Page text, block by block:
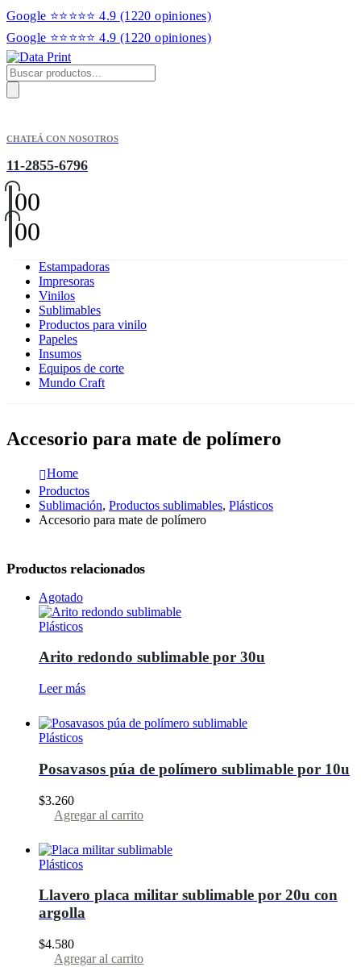
Google ⭐⭐⭐⭐⭐ 4.9 (1220 opiniones)
Google ⭐⭐⭐⭐⭐ 4.9 (1220 opiniones)
Products
search
CHATEÁ CON NOSOTROS
11-2855-6796
00
00
Estampadoras
Impresoras
Vinilos
Sublimables
Productos para vinilo
Papeles
Insumos
Equipos de corte
Mundo Craft
Accesorio para mate de polímero
Home
Productos
Sublimación, Productos sublimables, Plásticos
Accesorio para mate de polímero
Productos relacionados
Agotado
Plásticos
Arito redondo sublimable por 30u
Leer más
Plásticos
Posavasos púa de polímero sublimable por 10u
$3.260
Agregar al carrito
Plásticos
Llavero placa militar sublimable por 20u con
argolla
$4.580
Agregar al carrito